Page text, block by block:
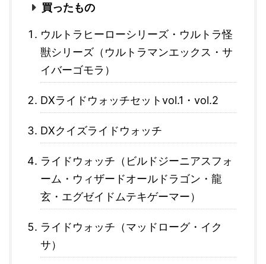
買ったもの
ウルトラヒーローシリーズ・ウルトラ怪
獣シリーズ（ウルトラマンエックス・サ
イバーゴモラ）
DXライドウォッチセットvol.1・vol.2
DXクイズライドウォッチ
ライドウォッチ（ビルドジーニアスフォ
ーム・ウィザードオールドラゴン・龍
玄・エグゼイドムテキゲーマー）
ライドウォッチ（マッドローグ・イク
サ）